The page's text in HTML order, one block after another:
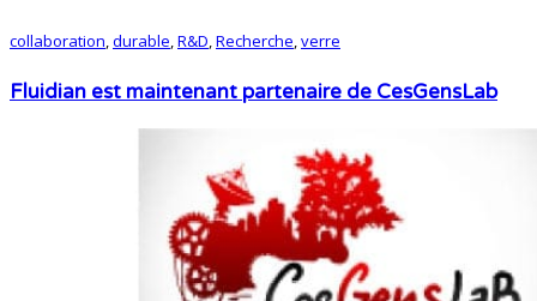
collaboration durable R&D Recherche verre
Fluidian est maintenant partenaire de CesGensLab